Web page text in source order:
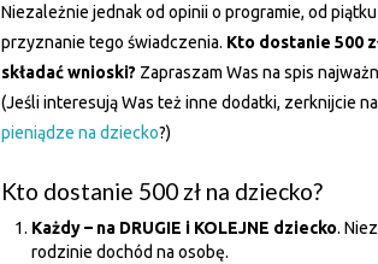
Niezależnie jednak od opinii o programie, od
przyznanie tego świadczenia. Kto dostanie 500
składać wnioski? Zapraszam Was na spis
(Jeśli interesują Was też inne dodatki, zerknijcie
pieniądze na dziecko?)
Kto dostanie 500 zł na dziecko?
Każdy – na DRUGIE i KOLEJNE dziecko.
rodzinie dochód na osobę.